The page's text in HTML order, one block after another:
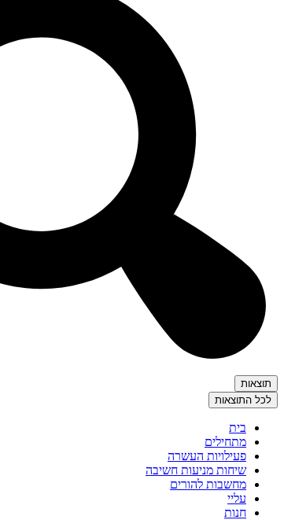
תוצאות
לכל התוצאות
בית
מתחילים
פעילויות העשרה
שיחות מניעות חשיבה
מחשבות להורים
עליי
חנות